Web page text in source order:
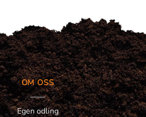
OM OSS
Egen odling